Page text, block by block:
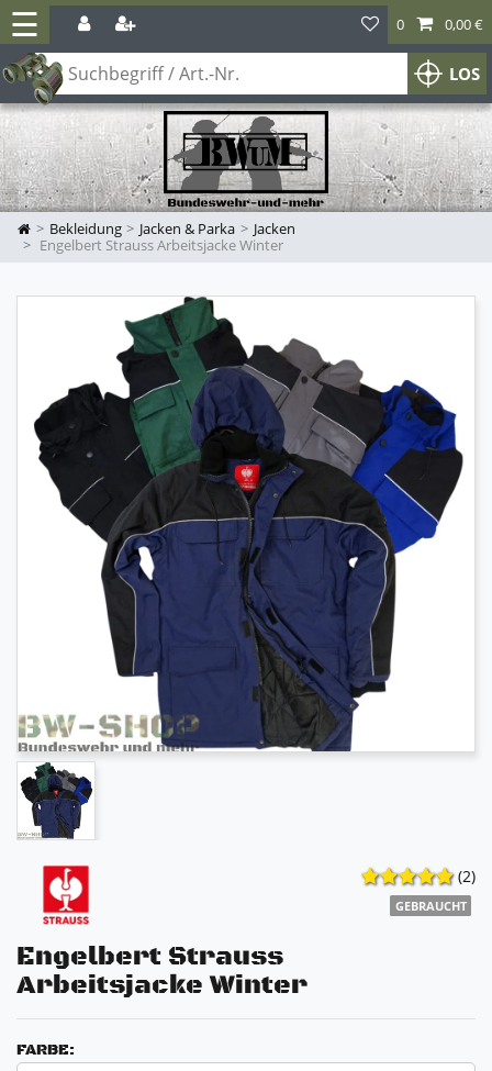
☰
LOS
0 0,00 €
Bekleidung Jacken & Parka
Jacken
Engelbert Strauss Arbeitsjacke Winter
(2)
GEBRAUCHT
Engelbert Strauss
Arbeitsjacke Winter
FARBE: